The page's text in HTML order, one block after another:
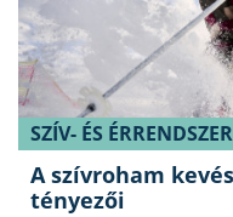
SZÍV- ÉS
A szívroham
tényezői